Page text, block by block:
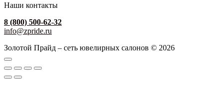
Наши контакты
8 (800) 500-62-32
info@zpride.ru
Золотой Прайд – сеть ювелирных салонов © 2026